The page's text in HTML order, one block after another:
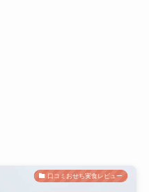
口コミおせち実食レビュー